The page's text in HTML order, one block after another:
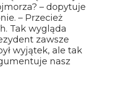
– dopytuje
– Przecież
Tak wygląda
zawsze
wyjątek, ale tak
nasz